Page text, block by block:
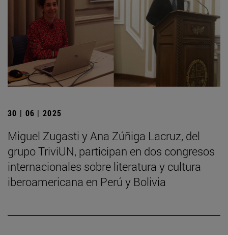
30 | 06 | 2025
Miguel Zugasti y Ana Zúñiga Lacruz, del
grupo TriviUN, participan en dos congresos
internacionales sobre literatura y cultura
iberoamericana en Perú y Bolivia